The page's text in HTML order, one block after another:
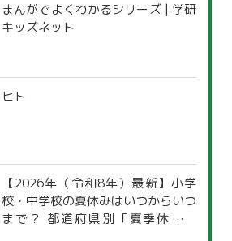
まんがでよくわかるシリーズ | 学研
キッズネット
ヒト
【2026年（令和8年）最新】小学
校・中学校の夏休みはいつからいつ
まで？ 都道府県別「夏季休暇一